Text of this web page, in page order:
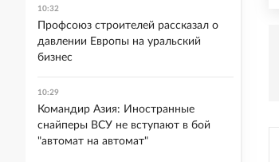
10:32
Профсоюз строителей рассказал о
давлении Европы на уральский
бизнес
10:29
Командир Азия: Иностранные
снайперы ВСУ не вступают в бой
"автомат на автомат"